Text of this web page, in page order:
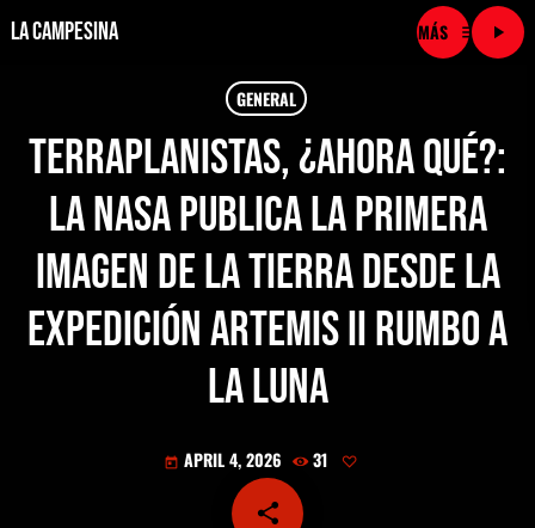
La Campesina menu
play_arrow
play_arrow LA CAMPESINA CADENA
play_arrow LA CAMPESINA 101.9 FM
play_arrow LA CAMPESINA 96.7 FM
LA CAMPESINA 106.3 FM
LA CAMPESINA 107.9 FM
GENERAL
Terraplanistas, ¿ahora qué?:
la NASA publica la primera
imagen de la Tierra desde la
expedición Artemis II rumbo a
la Luna
today APRIL 4, 2026 31
share
email